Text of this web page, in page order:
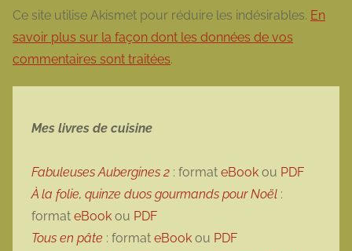
Ce site utilise Akismet pour réduire les indésirables. En
savoir plus sur la façon dont les données de vos
commentaires sont traitées.
Mes livres de cuisine
Fabuleuses Aubergines 2 : format eBook ou PDF
À la folie, quinze duos gourmands pour Noël :
format eBook ou PDF
Tous en pâte : format eBook ou PDF